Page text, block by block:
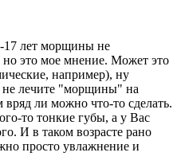
17 лет морщины не
это мое мнение. Может это
например), ну
не лечите "морщины" на
вряд ли можно что-то сделать.
то тонкие губы, а у Вас
И в таком возрасте рано
просто увлажнение и